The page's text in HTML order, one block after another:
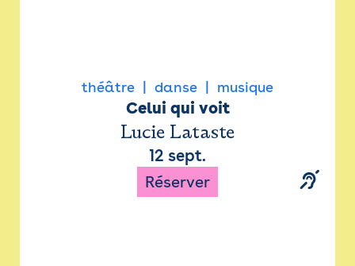
théâtre danse musique
Celui qui voit
Lucie Lataste
12 sept.
Réserver